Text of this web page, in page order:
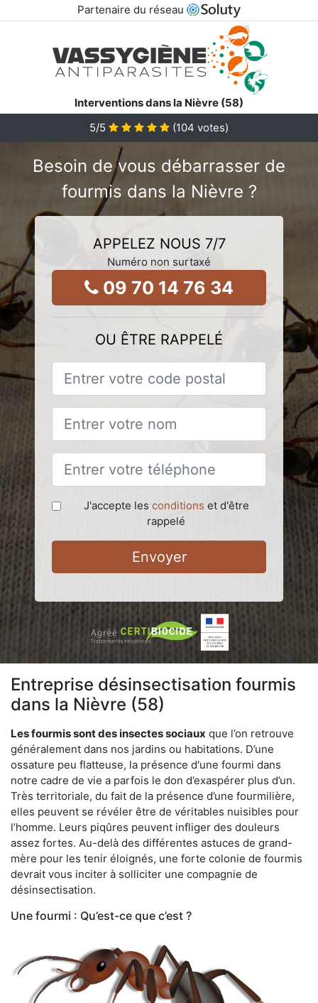
Partenaire du réseau
Interventions dans la Nièvre (58)
5/5 (104 votes)
Besoin de vous débarrasser de
fourmis dans la Nièvre ?
APPELEZ NOUS 7/7
Numéro non surtaxé
09 70 14 76 34
OU ÊTRE RAPPELÉ
J'accepte les conditions et d'être
rappelé
Envoyer
Entreprise désinsectisation fourmis
dans la Nièvre (58)
Les fourmis sont des insectes sociaux que l’on retrouve
généralement dans nos jardins ou habitations. D’une
ossature peu flatteuse, la présence d'une fourmi dans
notre cadre de vie a parfois le don d’exaspérer plus d’un.
Très territoriale, du fait de la présence d’une fourmilière,
elles peuvent se révéler être de véritables nuisibles pour
l’homme. Leurs piqûres peuvent infliger des douleurs
assez fortes. Au-delà des différentes astuces de grand-
mère pour les tenir éloignés, une forte colonie de fourmis
devrait vous inciter à solliciter une compagnie de
désinsectisation.
Une fourmi : Qu’est-ce que c’est ?